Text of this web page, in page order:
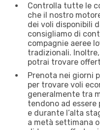
Controlla tutte le
che il nostro
dei voli disponibili
consigliamo di
compagnie aeree
tradizionali.
potrai trovare
Prenota nei giorni
per trovare voli
generalmente tra
tendono ad
e durante l’alta
a metà settimana